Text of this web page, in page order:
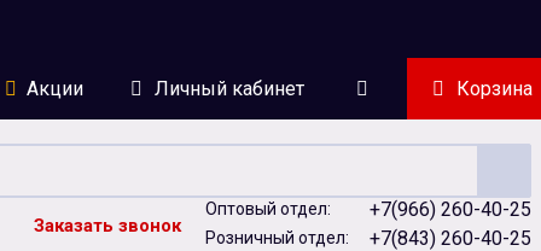
Акции Личный кабинет Корзина
Заказать звонок
Оптовый отдел: +7(966) 260-40-25
Розничный отдел: +7(843) 260-40-25